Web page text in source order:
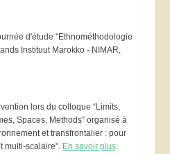
d'étude "Ethnométhodologie
Instituut Marokko - NIMAR,
lors du colloque “Limits,
Spaces, Methods” organisé à
et transfrontalier : pour
multi-scalaire". En savoir plus;